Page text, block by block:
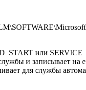
или
и записывает на
для службы